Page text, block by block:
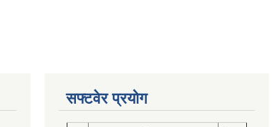
सफ्टवेर प्रयोग